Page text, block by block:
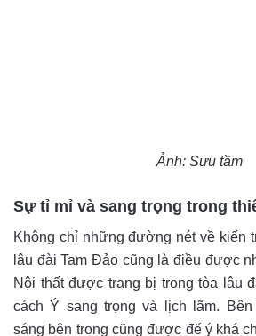
Ảnh: Sưu tầm
Sự tỉ mỉ và sang trọng trong
Không chỉ những đường nét về kiến
lâu đài Tam Đảo cũng là điều được
Nội thất được trang bị trong tòa lâu
cách Ý sang trọng và lịch lãm.
sáng bên trong cũng được để ý khá